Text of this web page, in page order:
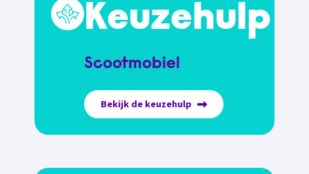
Keuzehulp
Scootmobiel
Bekijk de keuzehulp